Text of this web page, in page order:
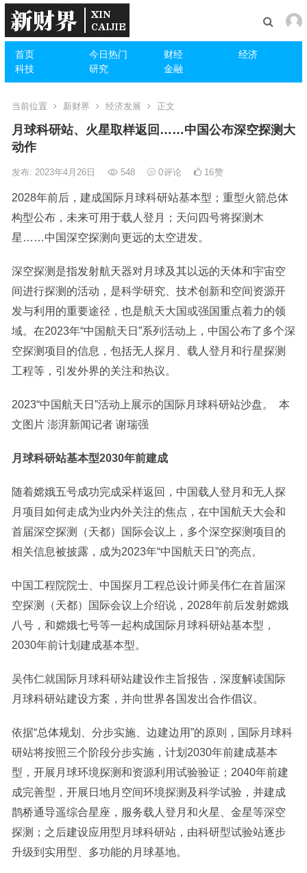
首页 今日热门 财经
经济
科技
研究 金融
当前位置 新财界 经济发展 正文
月球科研站、火星取样返回……中国公布深空探测大
动作
发布: 2023年4月26日 548 0评论 16赞
2028年前后，建成国际月球科研站基本型；重型火箭总体
构型公布，未来可用于载人登月；天问四号将探测木
星……中国深空探测向更远的太空进发。
深空探测是指发射航天器对月球及其以远的天体和宇宙空
间进行探测的活动，是科学研究、技术创新和空间资源开
发与利用的重要途径，也是航天大国或强国重点着力的领
域。在2023年“中国航天日”系列活动上，中国公布了多个深
空探测项目的信息，包括无人探月、载人登月和行星探测
工程等，引发外界的关注和热议。
2023“中国航天日”活动上展示的国际月球科研站沙盘。 本
文图片 澎湃新闻记者 谢瑞强
月球科研站基本型2030年前建成
随着嫦娥五号成功完成采样返回，中国载人登月和无人探
月项目如何走成为业内外关注的焦点，在中国航天大会和
首届深空探测（天都）国际会议上，多个深空探测项目的
相关信息被披露，成为2023年“中国航天日”的亮点。
中国工程院院士、中国探月工程总设计师吴伟仁在首届深
空探测（天都）国际会议上介绍说，2028年前后发射嫦娥
八号，和嫦娥七号等一起构成国际月球科研站基本型，
2030年前计划建成基本型。
吴伟仁就国际月球科研站建设作主旨报告，深度解读国际
月球科研站建设方案，并向世界各国发出合作倡议。
依据“总体规划、分步实施、边建边用”的原则，国际月球科
研站将按照三个阶段分步实施，计划2030年前建成基本
型，开展月球环境探测和资源利用试验验证；2040年前建
成完善型，开展日地月空间环境探测及科学试验，并建成
鹊桥通导遥综合星座，服务载人登月和火星、金星等深空
探测；之后建设应用型月球科研站，由科研型试验站逐步
升级到实用型、多功能的月球基地。